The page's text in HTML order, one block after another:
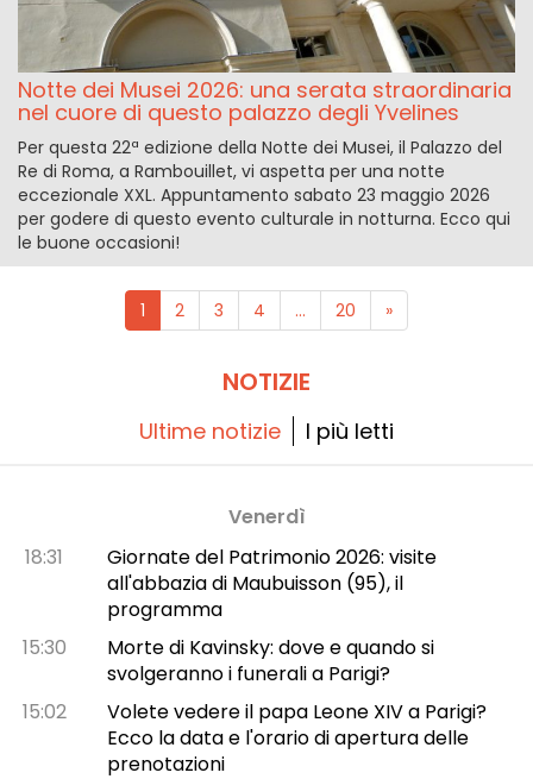
Notte dei Musei 2026: una serata straordinaria
nel cuore di questo palazzo degli Yvelines
Per questa 22ª edizione della Notte dei Musei, il Palazzo del
Re di Roma, a Rambouillet, vi aspetta per una notte
eccezionale XXL. Appuntamento sabato 23 maggio 2026
per godere di questo evento culturale in notturna. Ecco qui
le buone occasioni!
1 2 3 4 ... 20 »
NOTIZIE
Ultime notizie I più letti
Venerdì
18:31
Giornate del Patrimonio 2026: visite
all'abbazia di Maubuisson (95), il
programma
15:30
Morte di Kavinsky: dove e quando si
svolgeranno i funerali a Parigi?
15:02
Volete vedere il papa Leone XIV a Parigi?
Ecco la data e l'orario di apertura delle
prenotazioni